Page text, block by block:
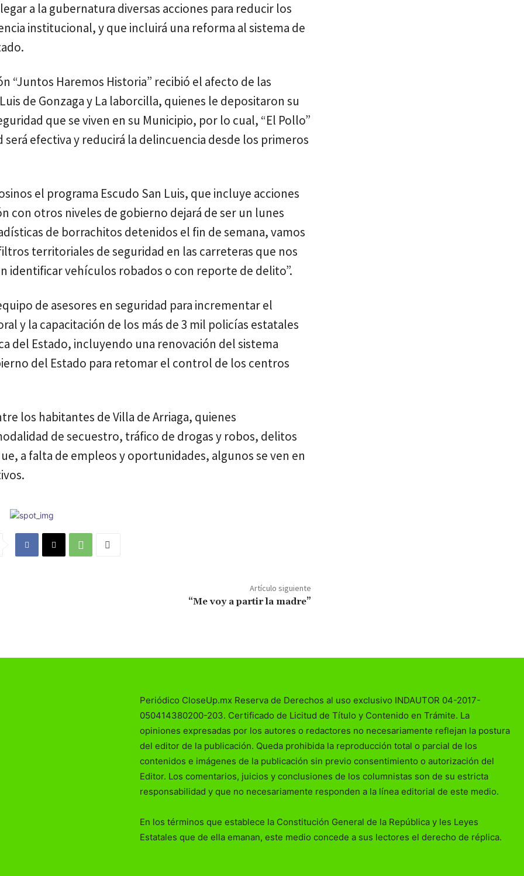
a la gubernatura diversas acciones para reducir los
institucional, y que incluirá una reforma al sistema de
“Juntos Haremos Historia” recibió el afecto de las
de Gonzaga y La laborcilla, quienes le depositaron su
que se viven en su Municipio, por lo cual, “El Pollo”
efectiva y reducirá la delincuencia desde los primeros
el programa Escudo San Luis, que incluye acciones
con otros niveles de gobierno dejará de ser un lunes
de borrachitos detenidos el fin de semana, vamos
territoriales de seguridad en las carreteras que nos
identificar vehículos robados o con reporte de delito”.
de asesores en seguridad para incrementar el
y la capacitación de los más de 3 mil policías estatales
del Estado, incluyendo una renovación del sistema
del Estado para retomar el control de los centros
los habitantes de Villa de Arriaga, quienes
de secuestro, tráfico de drogas y robos, delitos
a falta de empleos y oportunidades, algunos se ven en
Artículo siguiente
“Me voy a partir la madre”
Periódico CloseUp.mx Reserva de Derechos al uso exclusivo INDAUTOR 04-2017-
050414380200-203. Certificado de Licitud de Título y Contenido en Trámite. La
opiniones expresadas por los autores o redactores no necesariamente reflejan la postura
del editor de la publicación. Queda prohibida la reproducción total o parcial de los
contenidos e imágenes de la publicación sin previo consentimiento o autorización del
Editor. Los comentarios, juicios y conclusiones de los columnistas son de su estricta
responsabilidad y que no necesariamente responden a la línea editorial de este medio.
En los términos que establece la Constitución General de la República y les Leyes
Estatales que de ella emanan, este medio concede a sus lectores el derecho de réplica.